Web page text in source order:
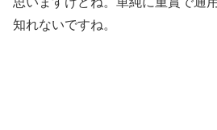
知れないですね。